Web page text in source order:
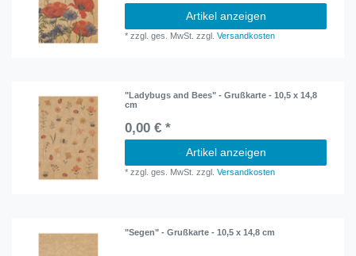
Artikel anzeigen
*zzgl. ges. MwSt. zzgl.Versandkosten
"Ladybugs and Bees" - Grußkarte - 10,5 x 14,8
cm
0,00 € *
Artikel anzeigen
*zzgl. ges. MwSt. zzgl.Versandkosten
"Segen" - Grußkarte - 10,5 x 14,8 cm